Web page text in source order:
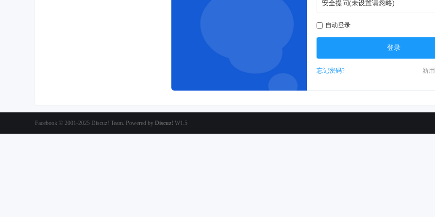
自动登录
登录
新
忘记密码?
Facebook © 2001-2025 Discuz! Team. Powered by Discuz! W1.5